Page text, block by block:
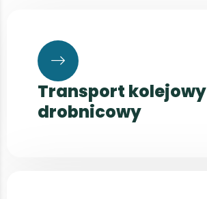
Transport kolejowy
drobnicowy